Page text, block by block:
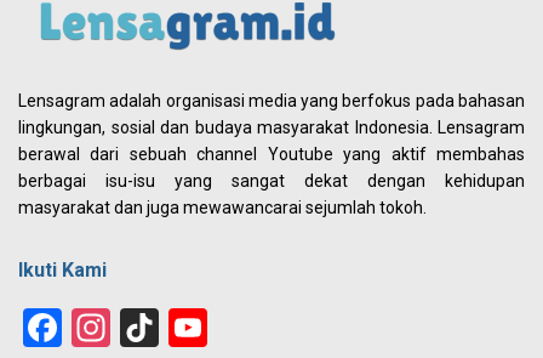
Lensagram adalah organisasi media yang berfokus pada bahasan
lingkungan, sosial dan budaya masyarakat Indonesia. Lensagram
berawal dari sebuah channel Youtube yang aktif membahas
berbagai isu-isu yang sangat dekat dengan kehidupan
masyarakat dan juga mewawancarai sejumlah tokoh.
Ikuti Kami
Facebook
Instagram
TikTok